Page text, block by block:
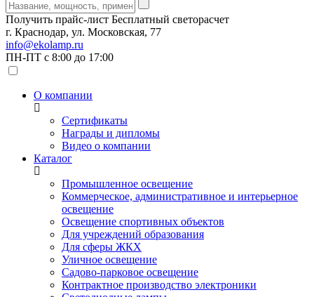
Получить прайс-лист Бесплатный светорасчет
г. Краснодар, ул. Московская, 77
info@ekolamp.ru
ПН-ПТ с 8:00 до 17:00
О компании
Сертификаты
Награды и дипломы
Видео о компании
Каталог
Промышленное освещение
Коммерческое, административное и интерьерное
освещение
Освещение спортивных объектов
Для учреждений образования
Для сферы ЖКХ
Уличное освещение
Садово-парковое освещение
Контрактное производство электроники